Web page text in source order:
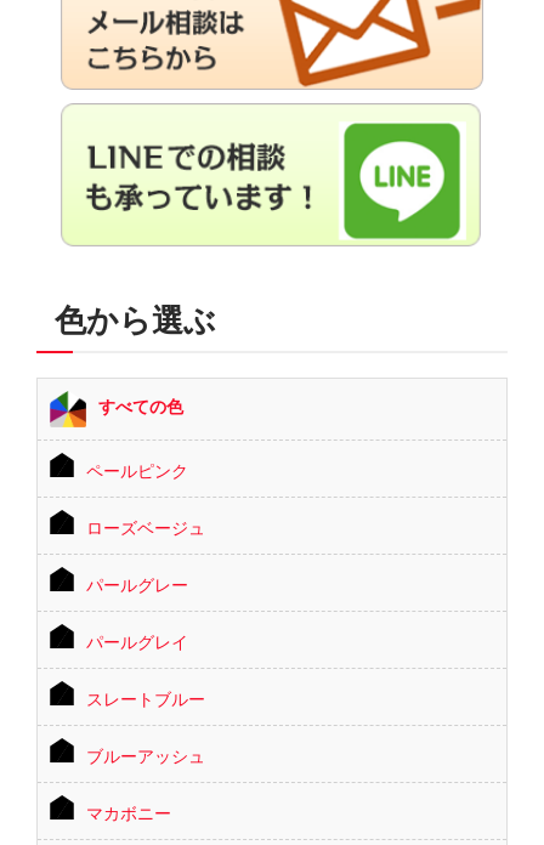
色から選ぶ
すべての色
ペールピンク
ローズベージュ
パールグレー
パールグレイ
スレートブルー
ブルーアッシュ
マカボニー